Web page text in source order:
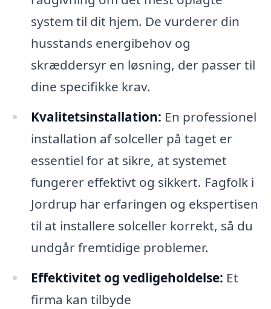
system til dit hjem. De vurderer din
husstands energibehov og
skræddersyr en løsning, der passer til
dine specifikke krav.
Kvalitetsinstallation: En professionel
installation af solceller på taget er
essentiel for at sikre, at systemet
fungerer effektivt og sikkert. Fagfolk i
Jordrup har erfaringen og ekspertisen
til at installere solceller korrekt, så du
undgår fremtidige problemer.
Effektivitet og vedligeholdelse: Et
firma kan tilbyde